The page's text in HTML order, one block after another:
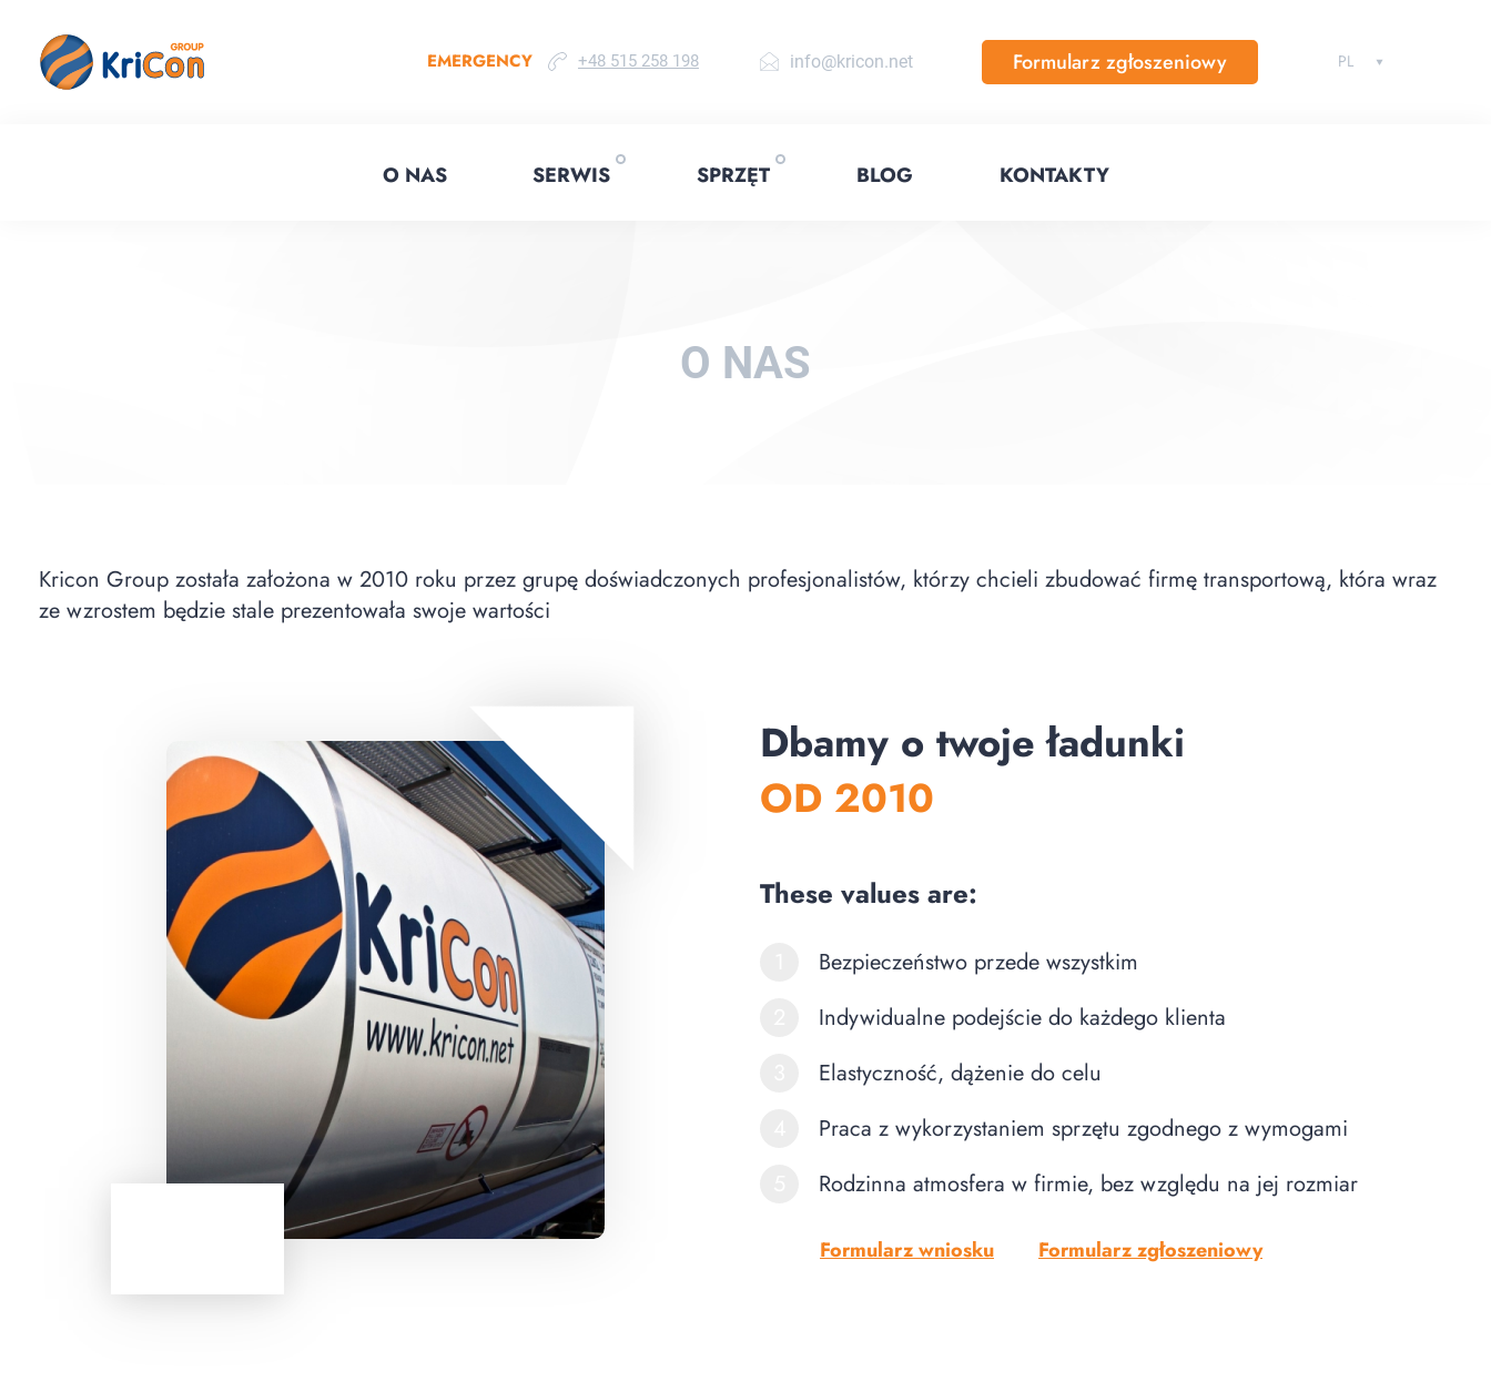
EMERGENCY +48 515 258 198 info@kricon.net Formularz zgłoszeniowy PL
O NAS SERWIS SPRZĘT BLOG KONTAKTY
O NAS
Kricon Group została założona w 2010 roku przez grupę doświadczonych profesjonalistów, którzy chcieli zbudować firmę transportową, która wraz
ze wzrostem będzie stale prezentowała swoje wartości
Dbamy o twoje ładunki
OD 2010
These values are:
Bezpieczeństwo przede wszystkim
Indywidualne podejście do każdego klienta
Elastyczność, dążenie do celu
Praca z wykorzystaniem sprzętu zgodnego z wymogami
Rodzinna atmosfera w firmie, bez względu na jej rozmiar
Formularz wniosku Formularz zgłoszeniowy